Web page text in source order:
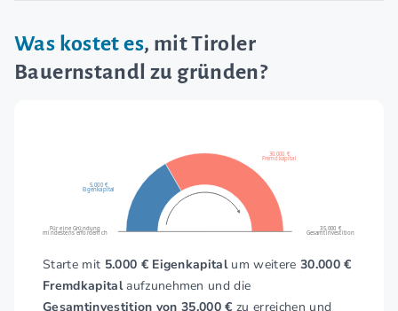
Was kostet es, mit Tiroler
Bauernstandl zu gründen?
30.000 €
Fremdkapital
5.000 €
Eigenkapital
Für eine Gründung
mindestens erforderlich
35.000 €
Gesamtinvestition
Starte mit 5.000 € Eigenkapitalum weitere 30.000 €
Fremdkapitalaufzunehmen und die
Gesamtinvestition von 35.000 € zu erreichen und